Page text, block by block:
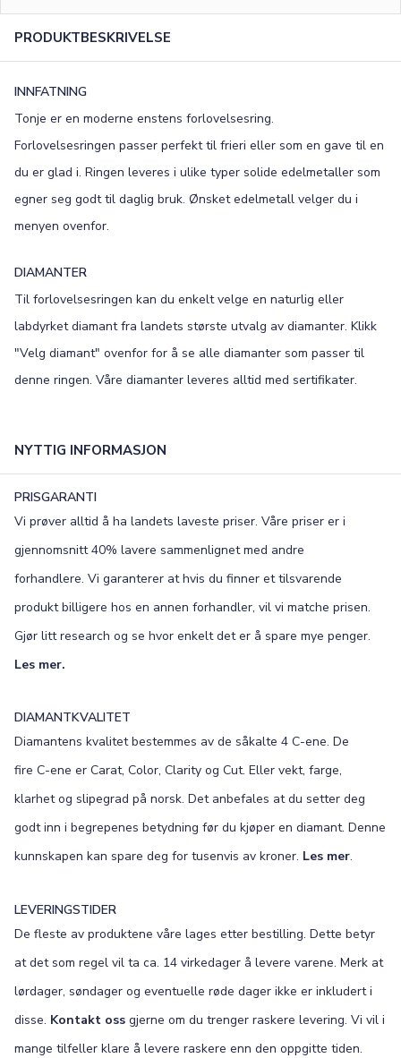
0/15
Old English
Edwardian
Script MT Corinthia
PRODUKTBESKRIVELSE
INNFATNING
Tonje er en moderne enstens forlovelsesring.
Forlovelsesringen passer perfekt til frieri eller som en gave til en
du er glad i. Ringen leveres i ulike typer solide edelmetaller som
egner seg godt til daglig bruk. Ønsket edelmetall velger du i
menyen ovenfor.
DIAMANTER
Til forlovelsesringen kan du enkelt velge en naturlig eller
labdyrket diamant fra landets største utvalg av diamanter. Klikk
"Velg diamant" ovenfor for å se alle diamanter som passer til
denne ringen. Våre diamanter leveres alltid med sertifikater.
NYTTIG INFORMASJON
PRISGARANTI
Vi prøver alltid å ha landets laveste priser. Våre priser er i
gjennomsnitt 40% lavere sammenlignet med andre
forhandlere. Vi garanterer at hvis du finner et tilsvarende
produkt billigere hos en annen forhandler, vil vi matche prisen.
Gjør litt research og se hvor enkelt det er å spare mye penger.
Les mer.
DIAMANTKVALITET
Diamantens kvalitet bestemmes av de såkalte 4 C-ene. De
fire C-ene er Carat, Color, Clarity og Cut. Eller vekt, farge,
klarhet og slipegrad på norsk. Det anbefales at du setter deg
godt inn i begrepenes betydning før du kjøper en diamant. Denne
kunnskapen kan spare deg for tusenvis av kroner. Les mer.
LEVERINGSTIDER
De fleste av produktene våre lages etter bestilling. Dette betyr
at det som regel vil ta ca. 14 virkedager å levere varene. Merk at
lørdager, søndager og eventuelle røde dager ikke er inkludert i
disse. Kontakt oss gjerne om du trenger raskere levering. Vi vil i
mange tilfeller klare å levere raskere enn den oppgitte tiden.